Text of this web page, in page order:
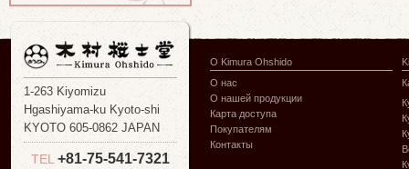
1-263 Kiyomizu
Hgashiyama-ku Kyoto-shi
KYOTO 605-0862 JAPAN
TEL +81-75-541-7321
О Kimura Ohshido
О нас
О нашей продукции
Карта доступа
Покупателям
Контакты